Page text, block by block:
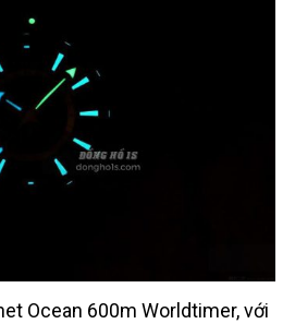
Ocean 600m Worldtimer, với